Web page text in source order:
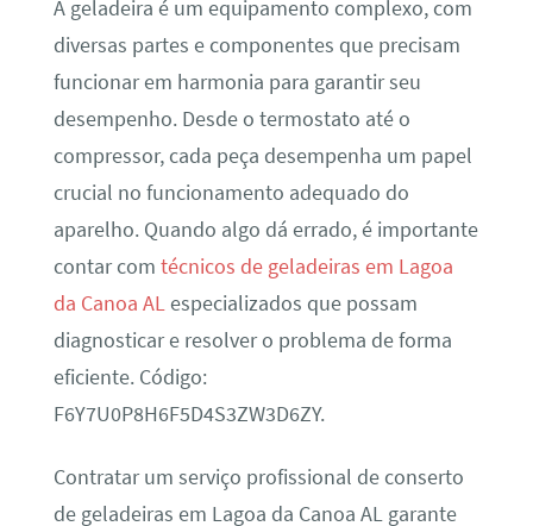
A geladeira é um equipamento complexo, com
diversas partes e componentes que precisam
funcionar em harmonia para garantir seu
desempenho. Desde o termostato até o
compressor, cada peça desempenha um papel
crucial no funcionamento adequado do
aparelho. Quando algo dá errado, é importante
contar com técnicos de geladeiras em Lagoa
da Canoa ALespecializados que possam
diagnosticar e resolver o problema de forma
eficiente. Código:
F6Y7U0P8H6F5D4S3ZW3D6ZY.
Contratar um serviço profissional de conserto
de geladeiras em Lagoa da Canoa AL garante